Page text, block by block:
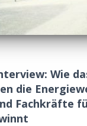
Wie
die
Fachkräfte